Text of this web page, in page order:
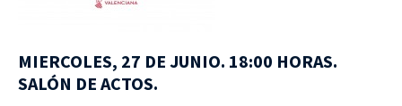
MIERCOLES, 27 DE JUNIO. 18:00 HORAS.
SALÓN DE ACTOS.